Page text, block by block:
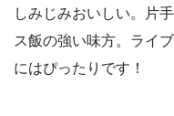
しみじみおいしい。片
ス飯の強い味方。ライ
にはぴったりです！